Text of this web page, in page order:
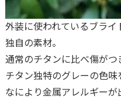
外装に使われているブラ
独自の素材。
通常のチタンに比べ傷がつ
チタン独特のグレーの色味
なにより金属アレルギー